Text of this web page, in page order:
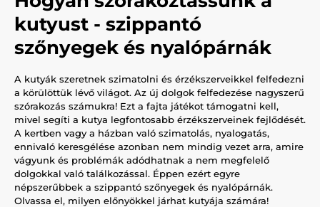
kutyust - szippantó
szőnyegek és nyalópárnák
A kutyák szeretnek szimatolni és érzékszerveikkel felfedezni
a körülöttük lévő világot. Az új dolgok felfedezése nagyszerű
szórakozás számukra! Ezt a fajta játékot támogatni kell,
mivel segíti a kutya legfontosabb érzékszerveinek fejlődését.
A kertben vagy a házban való szimatolás, nyalogatás,
ennivaló keresgélése azonban nem mindig vezet arra, amire
vágyunk és problémák adódhatnak a nem megfelelő
dolgokkal való találkozással. Éppen ezért egyre
népszerűbbek a szippantó szőnyegek és nyalópárnák.
Olvassa el, milyen előnyökkel járhat kutyája számára!